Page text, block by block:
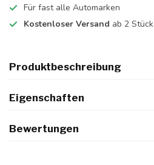
Für fast alle Automarken
Kostenloser Versand ab 2 Stück
Produktbeschreibung
Eigenschaften
Bewertungen